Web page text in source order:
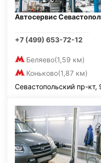
Автосервис
+7 (499) 653-72-12
Беляево(1,59 км)
Коньково(1,87 км)
Севастопольский пр-кт,